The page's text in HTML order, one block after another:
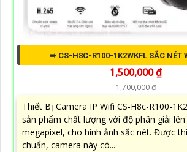
➠ CS-H8C-R100-1K2WKFL SẮC NÉT
1,500,000 ₫
1,700,000 ₫
Thiết Bị Camera IP Wifi CS-H8c-R100-
sản phẩm chất lượng với độ phân giải lên
megapixel, cho hình ảnh sắc nét. Được
chuẩn, camera này có...